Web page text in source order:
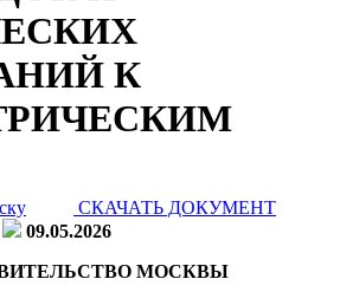
К
СКАЧАТЬ ДОКУМЕНТ
09.05.2026
МОСКВЫ